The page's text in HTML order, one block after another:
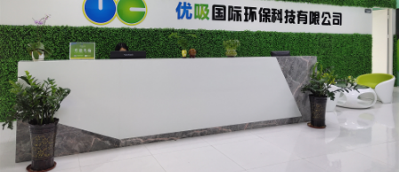
境工程高级工程师》室内
空气治理资格认证的治理
人员、掌握室内空气净化
治理实用技术和五项专利
技术、八项计算机软件著
作权登记证书等。研发实